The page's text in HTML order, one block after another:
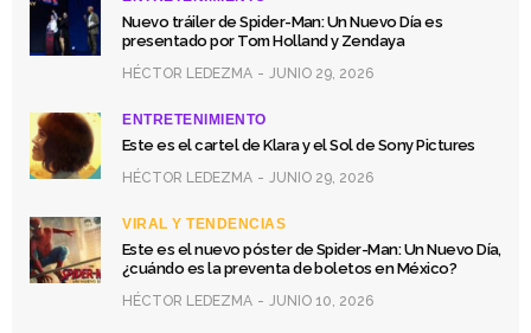
Nuevo tráiler de Spider-Man: Un Nuevo Día es
presentado por Tom Holland y Zendaya
HÉCTOR LEDEZMA JUNIO 29, 2026
ENTRETENIMIENTO
Este es el cartel de Klara y el Sol de Sony Pictures
HÉCTOR LEDEZMA JUNIO 29, 2026
VIRAL Y TENDENCIAS
Este es el nuevo póster de Spider-Man: Un Nuevo Día,
¿cuándo es la preventa de boletos en México?
HÉCTOR LEDEZMA JUNIO 10, 2026